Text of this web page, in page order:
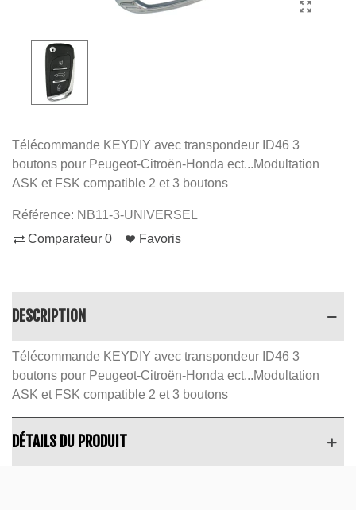
Télécommande KEYDIY avec transpondeur ID46 3
boutons pour Peugeot-Citroën-Honda ect...Modultation
ASK et FSK compatible 2 et 3 boutons
Référence: NB11-3-UNIVERSEL
Comparateur 0 Favoris
DESCRIPTION
Télécommande KEYDIY avec transpondeur ID46 3
boutons pour Peugeot-Citroën-Honda ect...Modultation
ASK et FSK compatible 2 et 3 boutons
DÉTAILS DU PRODUIT